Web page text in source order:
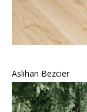
Aslıhan Bezcier